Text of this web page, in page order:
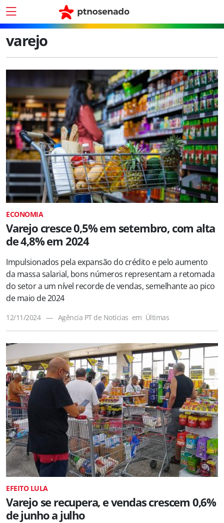
varejo
ECONOMIA
Varejo cresce 0,5% em setembro, com alta
de 4,8% em 2024
Impulsionados pela expansão do crédito e pelo aumento
da massa salarial, bons números representam a retomada
do setor a um nível recorde de vendas, semelhante ao pico
de maio de 2024
12/11/2024 — Agência PT de Notícias em Últimas
EFEITO LULA
Varejo se recupera, e vendas crescem 0,6%
de junho a julho